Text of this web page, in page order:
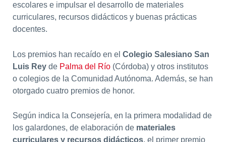
escolares e impulsar el desarrollo de materiales
curriculares, recursos didácticos y buenas prácticas
docentes.
Los premios han recaído en el Colegio Salesiano San
Luis Reyde Palma del Río(Córdoba) y otros institutos
o colegios de la Comunidad Autónoma. Además, se han
otorgado cuatro premios de honor.
Según indica la Consejería, en la primera modalidad de
los galardones, de elaboración de materiales
curriculares y recursos didácticos, el primer premio